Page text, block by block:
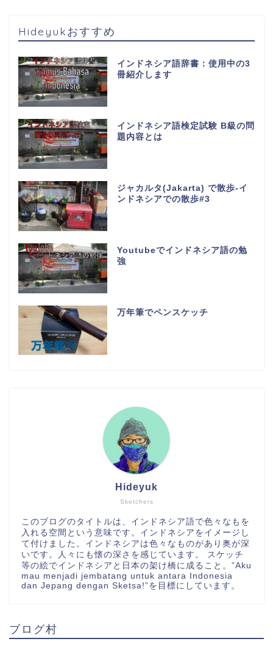
Hideyukおすすめ
インドネシア語辞書：使用中の3
冊紹介します
インドネシア語検定試験 B級の問
題内容とは
ジャカルタ(Jakarta) で散歩-イ
ンドネシアでの散歩#3
Youtubeでインドネシア語の勉
強
万年筆でペンスケッチ
Sketchers
Hideyuk
このブログのタイトルは、インドネシア語で色々なもを
入れる空間という意味です。インドネシアをイメージし
て付けました。インドネシアは色々なものがあり奥が深
いです。人々にも懐の深さを感じています。 スケッチ
等の絵でインドネシアと日本の架け橋に成ること。”Aku
mau menjadi jembatang untuk antara Indonesia
dan Jepang dengan Sketsa!”を目標にしています。
ブログ村